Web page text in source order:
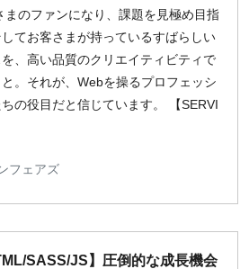
まのファンになり、課題を見極め目指
てお客さまが持っているすばらしい
、高い品質のクリエイティビティで
。それが、Webを操るプロフェッシ
の役目だと信じています。 【SERVI
フェアズ
SASS/JS】圧倒的な成長機会